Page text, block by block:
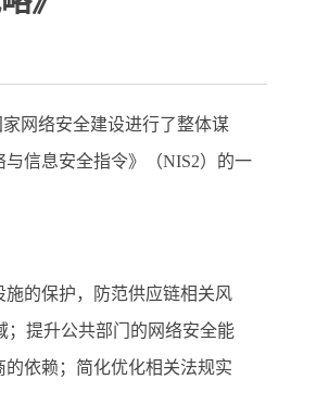
网络安全建设进行了整体谋
信息安全指令》（NIS2）的一
的保护，防范供应链相关风
；提升公共部门的网络安全能
依赖；简化优化相关法规实